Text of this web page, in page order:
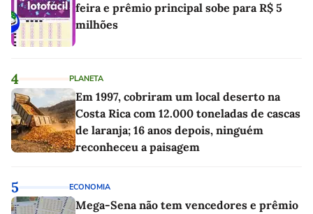
feira e prêmio principal sobe para R$ 5
milhões
4 PLANETA
Em 1997, cobriram um local deserto na
Costa Rica com 12.000 toneladas de cascas
de laranja; 16 anos depois, ninguém
reconheceu a paisagem
5 ECONOMIA
Mega-Sena não tem vencedores e prêmio